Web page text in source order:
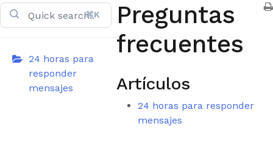
⌘K
24 horas para
responder
mensajes
Preguntas
frecuentes
Artículos
24 horas para responder
mensajes